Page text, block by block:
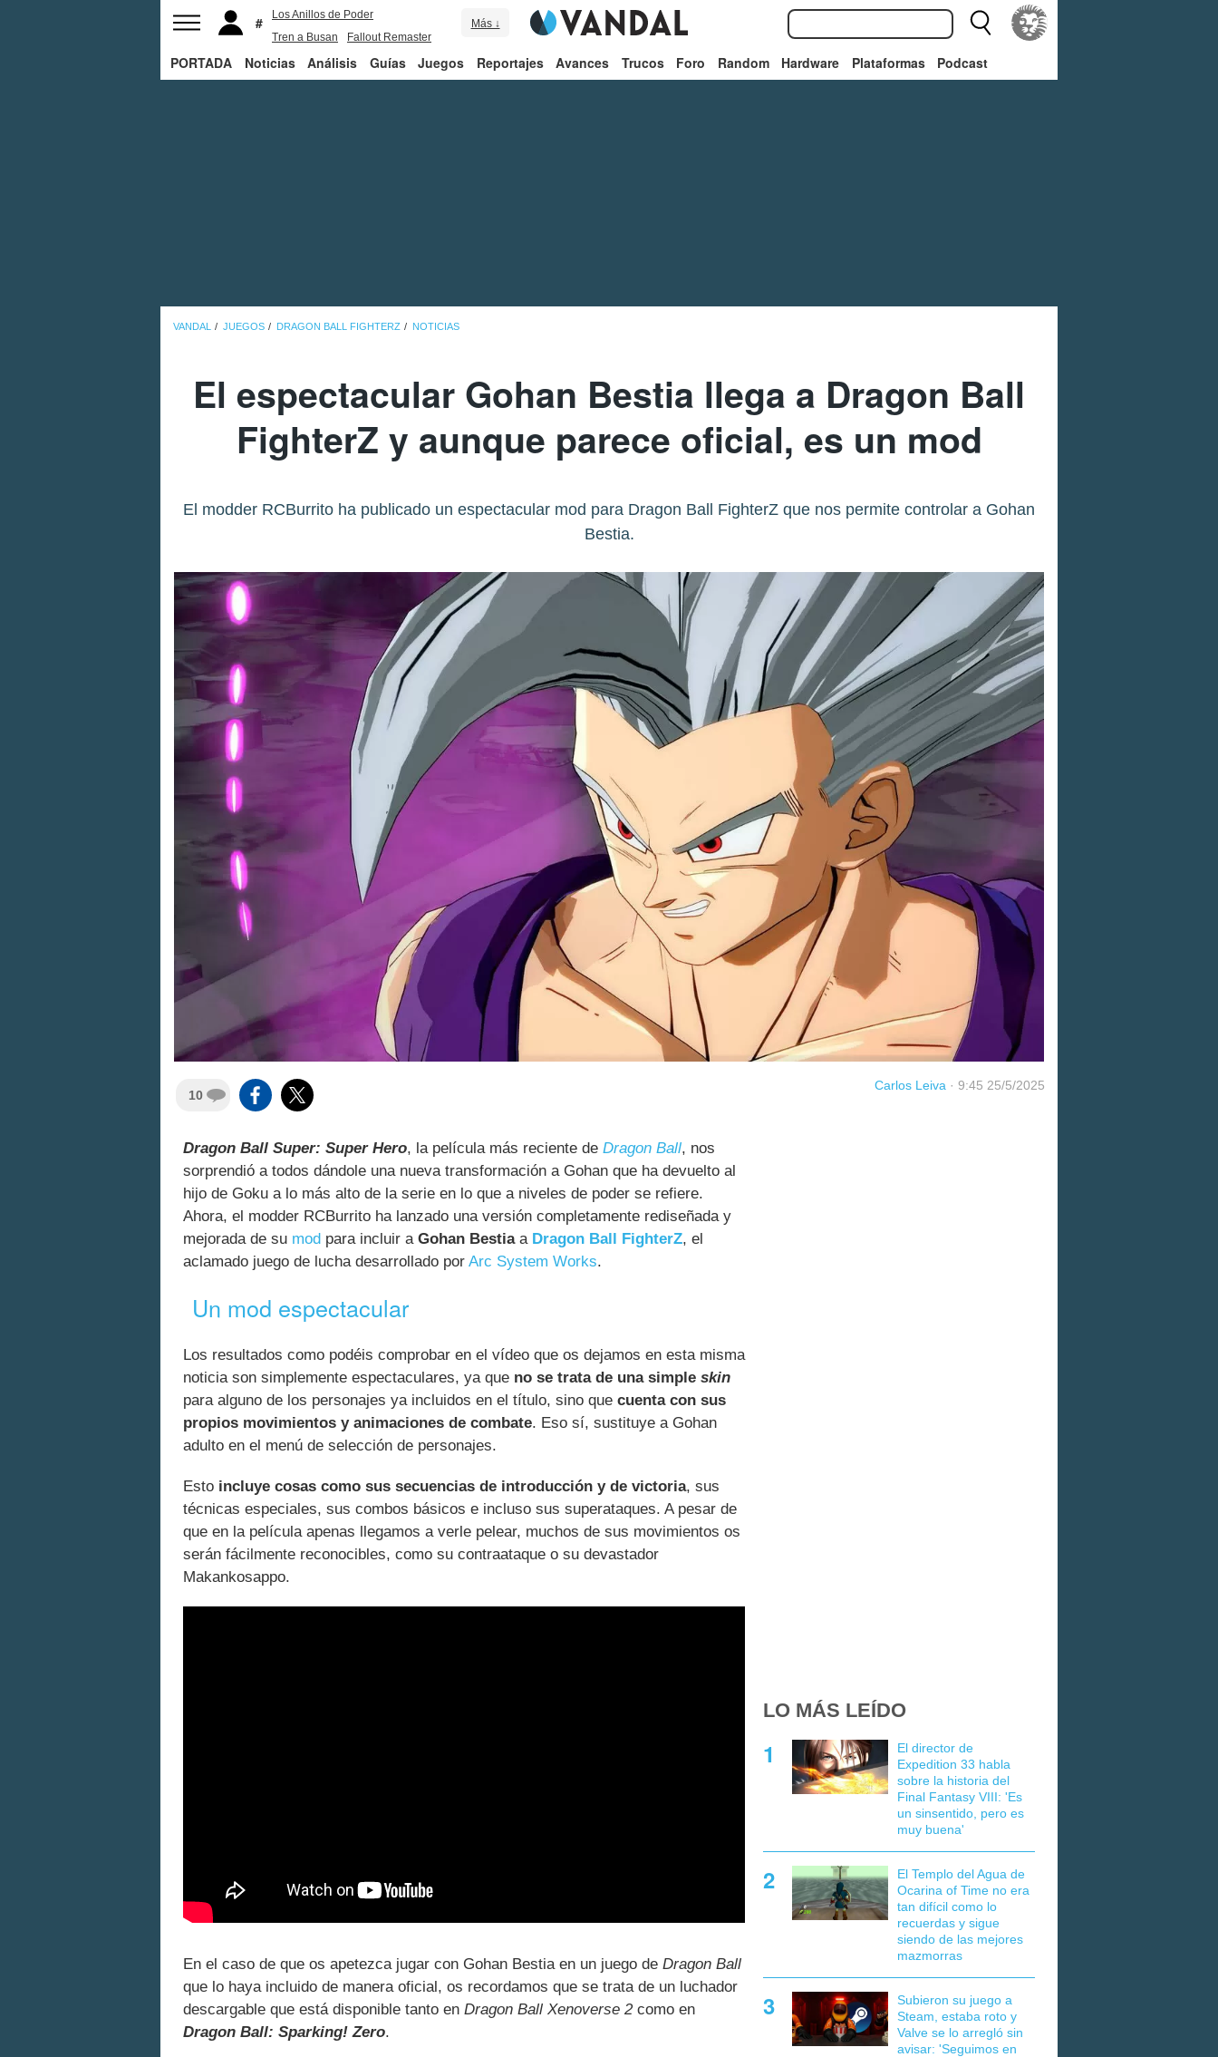
Los Anillos de Poder
Tren a Busan
Fallout Remaster
Juego de Tronos
Más ↓
PORTADA Noticias Análisis Guías Juegos Reportajes Avances Trucos Foro Random Hardware Plataformas Podcast
VANDAL JUEGOS DRAGON BALL FIGHTERZ NOTICIAS
El espectacular Gohan Bestia llega a Dragon Ball
FighterZ y aunque parece oficial, es un mod
El modder RCBurrito ha publicado un espectacular mod para Dragon Ball FighterZ que nos permite controlar a Gohan
Bestia.
10
Carlos Leiva · 9:45 25/5/2025
Dragon Ball Super: Super Hero, la película más reciente de Dragon Ball, nos
sorprendió a todos dándole una nueva transformación a Gohan que ha devuelto al
hijo de Goku a lo más alto de la serie en lo que a niveles de poder se refiere.
Ahora, el modder RCBurrito ha lanzado una versión completamente rediseñada y
mejorada de su mod para incluir a Gohan Bestiaa Dragon Ball FighterZ, el
aclamado juego de lucha desarrollado por Arc System Works.
Un mod espectacular
Los resultados como podéis comprobar en el vídeo que os dejamos en esta misma
noticia son simplemente espectaculares, ya que no se trata de una simple skin
para alguno de los personajes ya incluidos en el título, sino que cuenta con sus
propios movimientos y animaciones de combate. Eso sí, sustituye a Gohan
adulto en el menú de selección de personajes.
Esto incluye cosas como sus secuencias de introducción y de victoria, sus
técnicas especiales, sus combos básicos e incluso sus superataques. A pesar de
que en la película apenas llegamos a verle pelear, muchos de sus movimientos os
serán fácilmente reconocibles, como su contraataque o su devastador
Makankosappo.
En el caso de que os apetezca jugar con Gohan Bestia en un juego de Dragon Ball
que lo haya incluido de manera oficial, os recordamos que se trata de un luchador
descargable que está disponible tanto en Dragon Ball Xenoverse 2como en
Dragon Ball: Sparking! Zero.
LO MÁS LEÍDO
El director de
Expedition 33 habla
sobre la historia del
Final Fantasy VIII: 'Es
un sinsentido, pero es
muy buena'
El Templo del Agua de
Ocarina of Time no era
tan difícil como lo
recuerdas y sigue
siendo de las mejores
mazmorras
Subieron su juego a
Steam, estaba roto y
Valve se lo arregló sin
avisar: 'Seguimos en